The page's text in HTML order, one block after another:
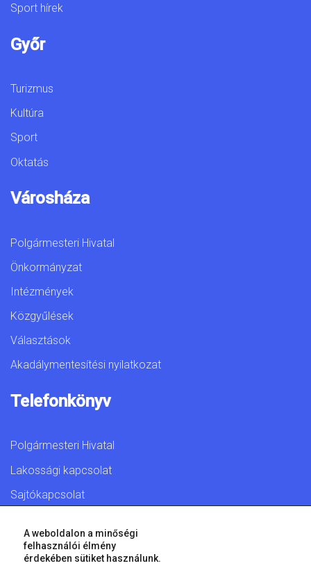
Sport hírek
Győr
Turizmus
Kultúra
Sport
Oktatás
Városháza
Polgármesteri Hivatal
Önkormányzat
Intézmények
Közgyűlések
Választások
Akadálymentesítési nyilatkozat
Telefonkönyv
Polgármesteri Hivatal
Lakossági kapcsolat
Sajtókapcsolat
© 2026 Győr Megyei Jogú Város • Minden jog fenntartva!
A weboldalon a minőségi
felhasználói élmény
érdekében sütiket használunk.